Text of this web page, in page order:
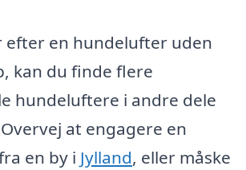
efter en hundelufter uden
kan du finde flere
hundeluftere i andre dele
at engagere en
en by i Jylland, eller måske